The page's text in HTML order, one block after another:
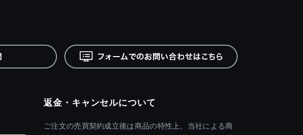
返金・キャンセルについて
ご注文の売買契約成立後は商品の特性上、当社による商